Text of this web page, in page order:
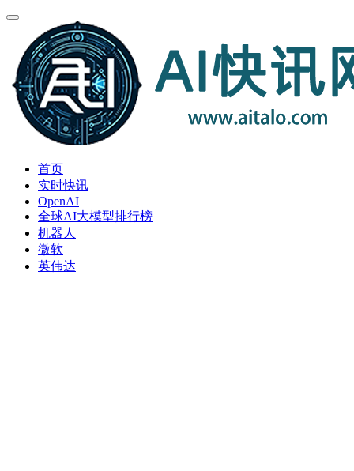
首页
实时快讯
OpenAI
全球AI大模型排行榜
机器人
微软
英伟达